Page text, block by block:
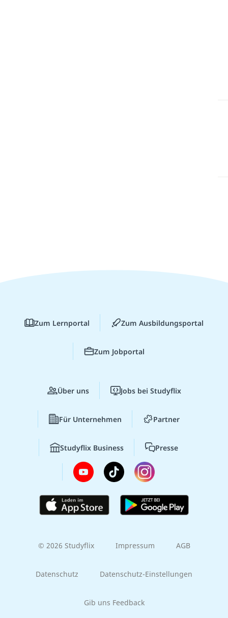
Zum Lernportal Zum Ausbildungsportal
Zum Jobportal
Über uns Jobs bei Studyflix
Für Unternehmen Partner
Studyflix Business Presse
© 2026 Studyflix Impressum AGB
Datenschutz Datenschutz-Einstellungen
Gib uns Feedback